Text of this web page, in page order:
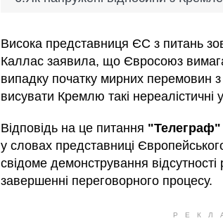
Висока представниця ЄС з питань
Каллас заявила, що Євросоюз
випадку початку мирних перемовин
висувати Кремлю такі нереалістичні
Відповідь на це питання "Телеграф"
у словах представниці
свідоме демонстрування відсутності
завершенні переговорного процесу.